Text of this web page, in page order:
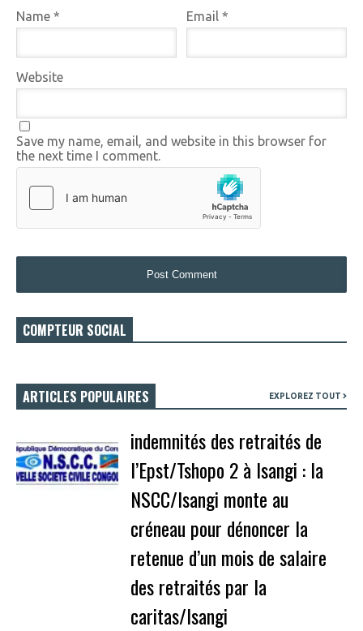
Name * Email*
Website
Save my name, email, and website in this browser for
the next time I comment.
COMPTEUR SOCIAL
ARTICLES POPULAIRES EXPLOREZ TOUT
indemnités des retraités de
l’Epst/Tshopo 2 à Isangi : la
NSCC/Isangi monte au
créneau pour dénoncer la
retenue d’un mois de salaire
des retraités par la
caritas/Isangi